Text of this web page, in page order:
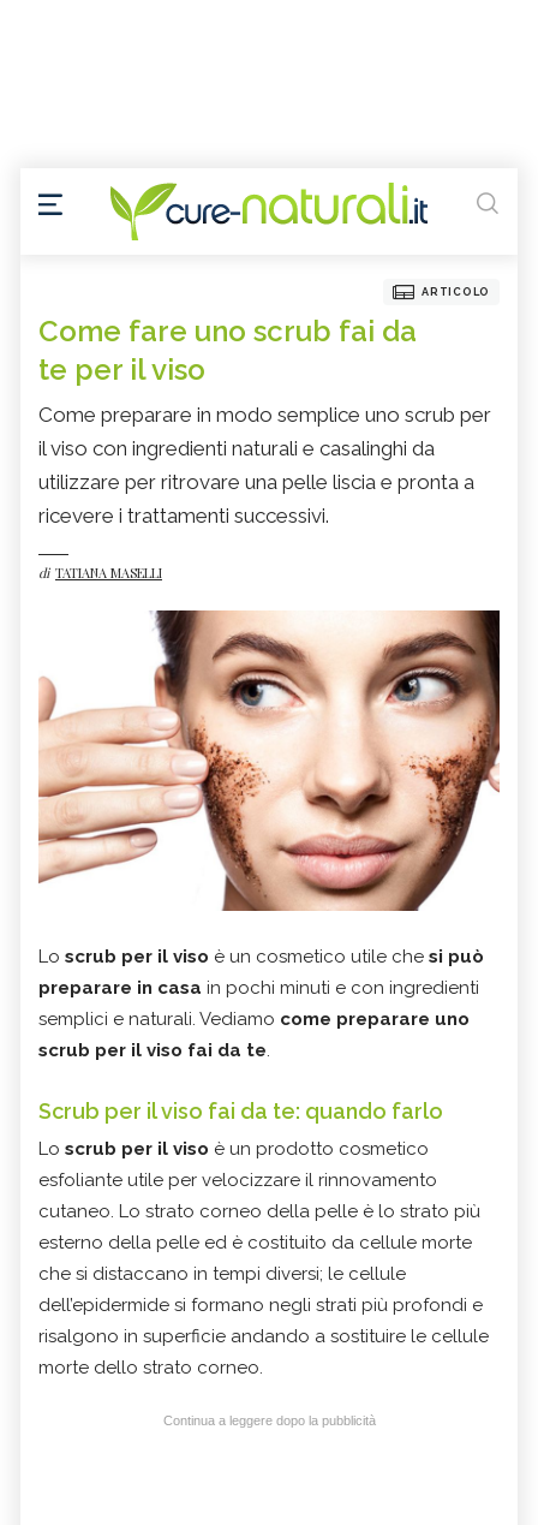
ARTICOLO
Come fare uno scrub fai da
te per il viso
Come preparare in modo semplice uno scrub per
il viso con ingredienti naturali e casalinghi da
utilizzare per ritrovare una pelle liscia e pronta a
ricevere i trattamenti successivi.
di TATIANA MASELLI
Lo scrub per il viso è un cosmetico utile che si può
preparare in casa in pochi minuti e con ingredienti
semplici e naturali. Vediamo come preparare uno
scrub per il viso fai da te.
Scrub per il viso fai da te: quando farlo
Lo scrub per il viso è un prodotto cosmetico
esfoliante utile per velocizzare il rinnovamento
cutaneo. Lo strato corneo della pelle è lo strato più
esterno della pelle ed è costituito da cellule morte
che si distaccano in tempi diversi; le cellule
dell’epidermide si formano negli strati più profondi e
risalgono in superficie andando a sostituire le cellule
morte dello strato corneo.
Continua a leggere dopo la pubblicità